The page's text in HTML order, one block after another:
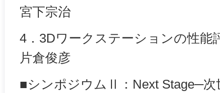
宮下宗治
4．3Dワークステーションの性能
片倉俊彦
■シンポジウムⅡ：Next Stage─次